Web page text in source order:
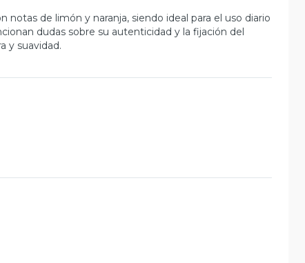
notas de limón y naranja, siendo ideal para el uso diario
dudas sobre su autenticidad y la fijación del
y suavidad.